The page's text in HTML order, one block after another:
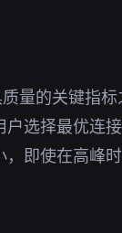
量的关键指
选择最优连
即使在高峰